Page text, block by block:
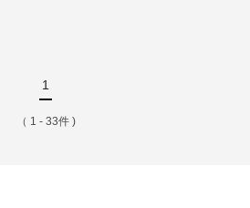
1
（ 1 - 33件 )